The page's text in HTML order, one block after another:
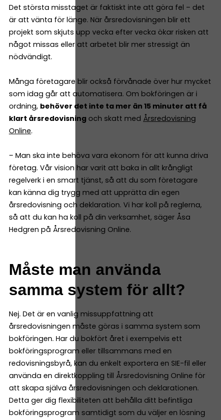
Det största misstaget är faktiskt inte att göra fel – det
är att vänta för länge. När årsredovisningen blir ett
projekt som skjuts upp vecka efter vecka ökar risken att
något missas eller att arbetet blir mer stressigt än
nödvändigt.
Många företagare blir också förvånade över hur mycket
som idag går att automatisera. Om bokföringen är i
ordning, behöver det inte ta mer än 15 minuter att få
klart årsredovisning och skatt med Årsredovisning
Online.
– Man ska inte behöva vara ekonom för att kunna driva
företag. Vår vision har varit att baka in allt krångligt
regelverk i en smart tjänst, så att du som företagare
kan känna dig trygg med att upprätta din egen
årsredovisning och deklaration. Vi har koll på reglerna,
så att du kan ha koll på din verksamhet, säger Åsa
Hedgren på Årsredovisning Online.
Måste man använda
samma system för allt?
Nej. Det är en vanlig missuppfattning att
årsredovisningen måste göras i samma system som
bokföringen. Har du bokfört året i exempelvis ett
bokföringsprogram eller tillsammans med en
redovisningsbyrå, kan du enkelt exportera en SIE-fil eller
använda en direktkoppling till Årsredovisning Online för
att skapa själva årsredovisningen och deklarationen.
Detta ger dig flexibiliteten att behålla ditt befintliga
bokföringsprogram samtidigt som du väljer en lösning